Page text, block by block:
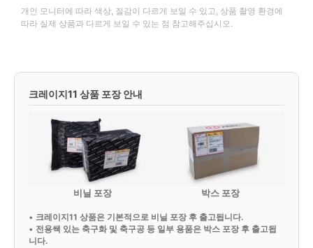
개인 모니터에 따라 색상, 질감이 다르게 보일 수 있고, 상품 촬영 환경에
따라 실제 상품과 다르게 보일 수 있는 점 참고해주십시오.
크레이지11 상품 포장 안내
비닐 포장 박스 포장
• 크레이지11 상품은 기본적으로 비닐 포장 후 출고됩니다.
• 전용쌕 있는 축구화 및 축구공 등 일부 용품은 박스 포장 후 출고됩
니다.